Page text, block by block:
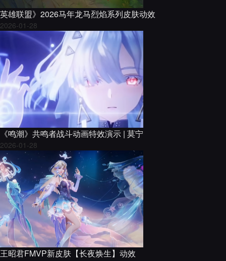
英雄联盟》2026马年龙马烈焰系列皮肤动效
2026-01-28
《鸣潮》共鸣者战斗动画特效演示 | 莫宁
2026-01-28
王昭君FMVP新皮肤【长夜焕生】动效